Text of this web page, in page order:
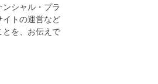
シャル・プラ
イトの運営など
とを、お伝えで